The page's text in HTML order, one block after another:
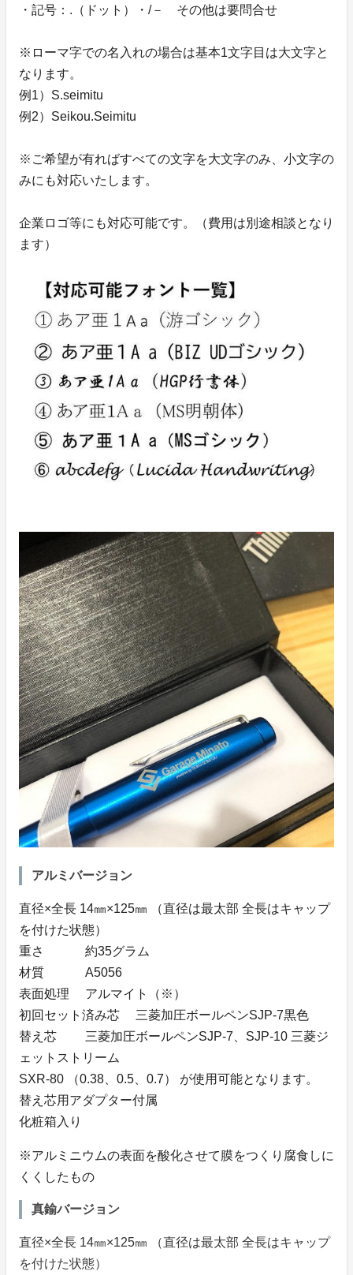
・記号：.（ドット）・/－ その他は要問合せ
※ローマ字での名入れの場合は基本1文字目は大文字と
なります。
例1）S.seimitu
例2）Seikou.Seimitu
※ご希望が有ればすべての文字を大文字のみ、小文字の
みにも対応いたします。
企業ロゴ等にも対応可能です。（費用は別途相談となり
ます）
アルミバージョン
直径×全長 14㎜×125㎜ （直径は最太部 全長はキャップ
を付けた状態）
重さ 約35グラム
材質 A5056
表面処理 アルマイト（※）
初回セット済み芯 三菱加圧ボールペンSJP-7黒色
替え芯 三菱加圧ボールペンSJP-7、SJP-10 三菱ジ
ェットストリーム
SXR-80 （0.38、0.5、0.7） が使用可能となります。
替え芯用アダプター付属
化粧箱入り
※アルミニウムの表面を酸化させて膜をつくり腐食しに
くくしたもの
真鍮バージョン
直径×全長 14㎜×125㎜ （直径は最太部 全長はキャップ
を付けた状態）